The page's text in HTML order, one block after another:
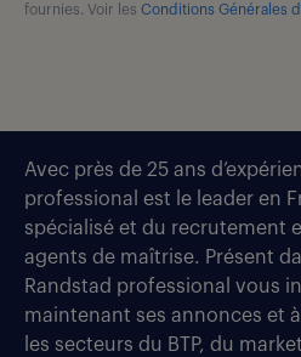
fournies. Voir les Conditions Générales
Avec près de 25 ans
professional est le leader en
spécialisé et du recrutement
agents de maîtrise. Présent
Randstad professional vous
maintenant ses annonces et
les secteurs du BTP, du